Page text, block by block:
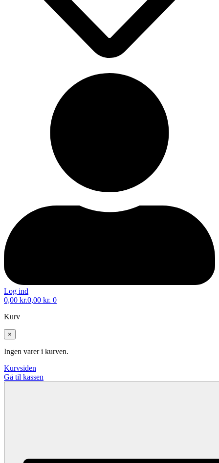
Log ind
0,00 kr.0,00 kr. 0
Kurv
×
Ingen varer i kurven.
Kurvsiden
Gå til kassen